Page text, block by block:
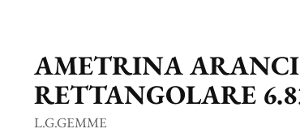
AMETRINA
RETTANGOLARE
L.G.GEMME